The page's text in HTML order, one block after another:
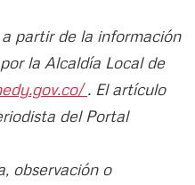
partir de la información
la Alcaldía Local de
. El artículo
del Portal
observación o